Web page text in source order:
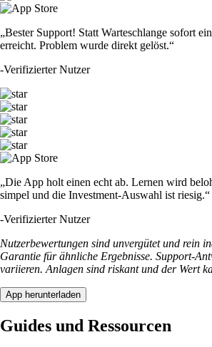
„Bester Support! Statt Warteschlange sofort
erreicht. Problem wurde direkt gelöst.“
-Verifizierter Nutzer
„Die App holt einen echt ab. Lernen wird
simpel und die Investment-Auswahl ist riesig.“
-Verifizierter Nutzer
Nutzerbewertungen sind unvergütet und rein
Garantie für ähnliche Ergebnisse. Support-
variieren. Anlagen sind riskant und der Wert
App herunterladen
Guides und Ressourcen